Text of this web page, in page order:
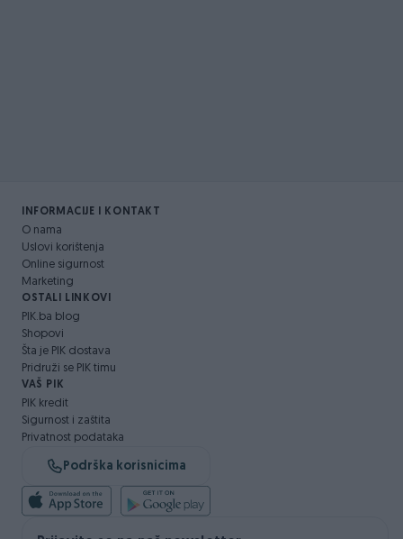
INFORMACIJE I KONTAKT
O nama
Uslovi korištenja
Online sigurnost
Marketing
OSTALI LINKOVI
PIK.ba blog
Shopovi
Šta je PIK dostava
Pridruži se PIK timu
VAŠ PIK
PIK kredit
Sigurnost i zaštita
Privatnost podataka
Podrška korisnicima